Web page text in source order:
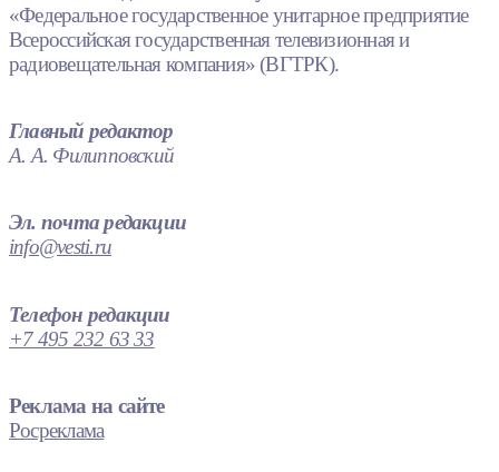
«Федеральное государственное унитарное предприятие
Всероссийская государственная телевизионная и
радиовещательная компания» (ВГТРК).
Главный редактор
А. А. Филипповский
Эл. почта редакции
info@vesti.ru
Телефон редакции
+7 495 232 63 33
Реклама на сайте
Росреклама